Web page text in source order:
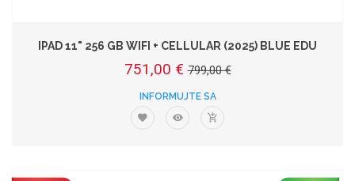
IPAD 11" 256 GB WIFI + CELLULAR (2025) BLUE EDU
751,00 € 799,00 €
INFORMUJTE SA